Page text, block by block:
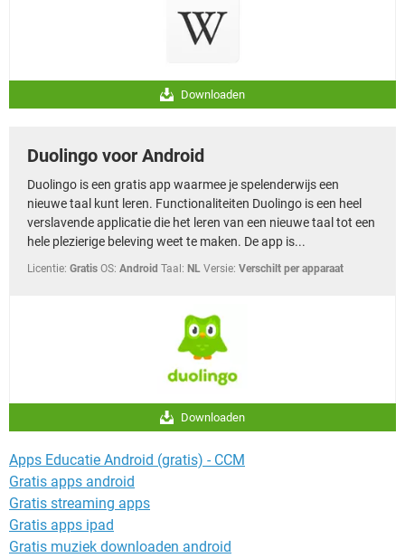
Downloaden
Duolingo voor Android
Duolingo is een gratis app waarmee je spelenderwijs een
nieuwe taal kunt leren. Functionaliteiten Duolingo is een heel
verslavende applicatie die het leren van een nieuwe taal tot een
hele plezierige beleving weet te maken. De app is...
Licentie: Gratis OS: Android Taal: NL Versie: Verschilt per apparaat
Downloaden
Apps Educatie Android (gratis) - CCM
Gratis apps android
Gratis streaming apps
Gratis apps ipad
Gratis muziek downloaden android